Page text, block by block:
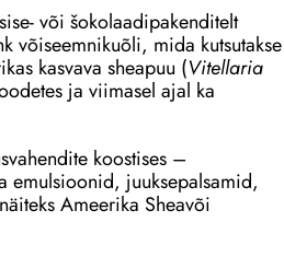
või šokolaadipakenditelt
võiseemnikuõli, mida kutsutakse
kasvava sheapuu (Vitellaria
ja viimasel ajal ka
koostises –
emulsioonid, juuksepalsamid,
Ameerika Sheavõi